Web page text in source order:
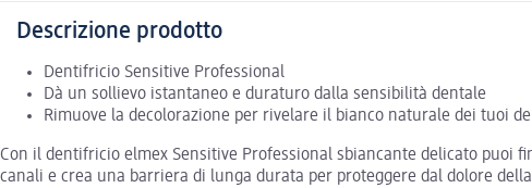
Descrizione prodotto
Dentifricio Sensitive Professional
Dà un sollievo istantaneo e duraturo dalla sensibilità dentale
Rimuove la decolorazione per rivelare il bianco naturale dei tuoi
Con il dentifricio elmex Sensitive Professional sbiancante delicato puoi
canali e crea una barriera di lunga durata per proteggere dal dolore